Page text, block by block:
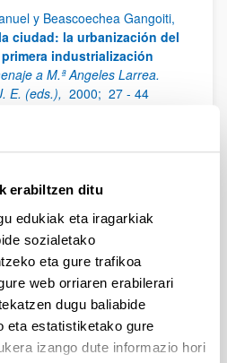
erabiltzen ditu
edukiak eta iragarkiak
sozialetako
eta gure trafikoa
web orriaren erabilerari
dugu baliabide
eta estatistiketako gure
izango dute informazio hori
y Beascoechea Gangoiti,
ciudad: la urbanización del
industrialización
a M.ª Angeles Larrea.
E. (eds.), 2000; 27 - 44
La margen izquierda de la
industrial El rumor de
L. E. (ed.),
J. y Beascoechea Gangoiti,
y propiedad urbana en
finales del siglo XIX
Historia-Geografía, 1998;